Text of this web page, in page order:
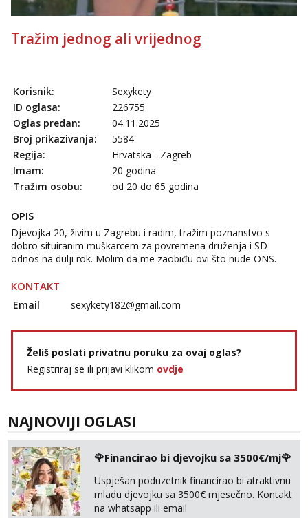
Tražim jednog ali vrijednog
Korisnik:
Sexykety
ID oglasa:
226755
Oglas predan:
04.11.2025
Broj prikazivanja:
5584
Regija:
Hrvatska - Zagreb
Imam:
20 godina
Tražim osobu:
od 20 do 65 godina
OPIS
Djevojka 20, živim u Zagrebu i radim, tražim poznanstvo s
dobro situiranim muškarcem za povremena druženja i SD
odnos na dulji rok. Molim da me zaobiđu ovi što nude ONS.
KONTAKT
Email sexykety182@gmail.com
Želiš poslati privatnu poruku za ovaj oglas?
Registriraj se ili prijavi klikom ovdje
NAJNOVIJI OGLASI
🌹Financirao bi djevojku sa 3500€/mj🌹
Uspješan poduzetnik financirao bi atraktivnu
mladu djevojku sa 3500€ mjesečno. Kontakt
na whatsapp ili email